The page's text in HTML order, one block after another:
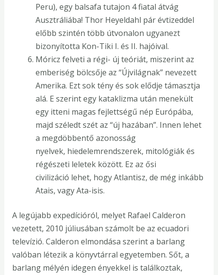
Peru), egy balsafa tutajon 4 fiatal átvág
Ausztráliába! Thor Heyeldahl pár évtizeddel
előbb szintén több útvonalon ugyanezt
bizonyította Kon-Tiki I. és II. hajóival.
Móricz felveti a régi- új teóriát, miszerint az
emberiség bölcsője az “Újvilágnak” nevezett
Amerika. Ezt sok tény és sok elődje támasztja
alá. E szerint egy kataklizma után menekült
egy itteni magas fejlettségű nép Európába,
majd széledt szét az “új hazában”. Innen lehet
a megdöbbentő azonosság
nyelvek, hiedelemrendszerek, mitológiák és
régészeti leletek között. Ez az ősi
civilizáció lehet, hogy Atlantisz, de még inkább
Atais, vagy Ata-isis.
A legújabb expedícióról, melyet Rafael Calderon
vezetett, 2010 júliusában számolt be az ecuadori
televízió. Calderon elmondása szerint a barlang
valóban létezik a könyvtárral egyetemben. Sőt, a
barlang mélyén idegen ényekkel is találkoztak,